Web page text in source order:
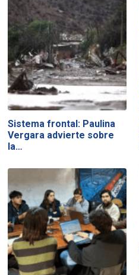
Sistema frontal: Paulina
Vergara advierte sobre
la…